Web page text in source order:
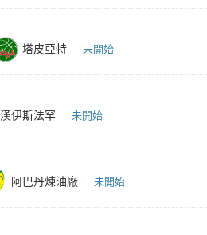
塔皮亞特 未開始
伊斯法罕 未開始
阿巴丹煉油廠 未開始